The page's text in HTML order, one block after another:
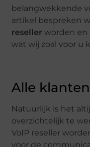
belangwekkende
artikel bespreken
reseller worden en
wat wij zoal voor u
Alle
Natuurlijk is het
overzichtelijk te
VoIP reseller
voor de